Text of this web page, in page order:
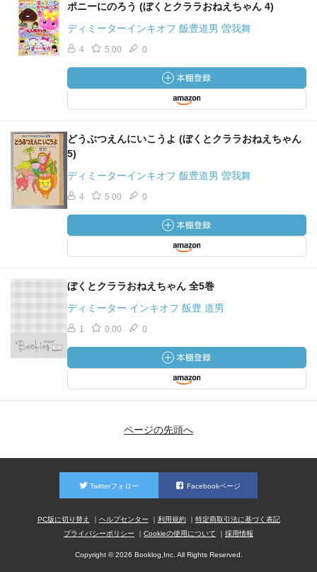
ポニーにのろう (ぼくとクララおねえちゃん 4)
ディミーターインキオフ 飯豊道男 曽我舞
4 5.00 0
どうぶつえんにいこうよ (ぼくとクララおねえちゃん
5)
ディミーターインキオフ 飯豊道男 曽我舞
4 5.00 0
ぼくとクララおねえちゃん 全5巻
ディミーター インキオフ 飯豊 道男
1 0.00 0
ページの先頭へ
Twitterフォロー Facebookページ
PC版に切り替え ヘルプセンター 利用規約
特定商取引法に基づく表記
プライバシーポリシー
Cookieの使用について 採用情報
Copyright © 2026 Booklog,Inc. All Rights Reserved.